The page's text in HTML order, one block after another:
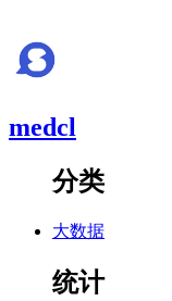
medcl
分类
大数据
统计